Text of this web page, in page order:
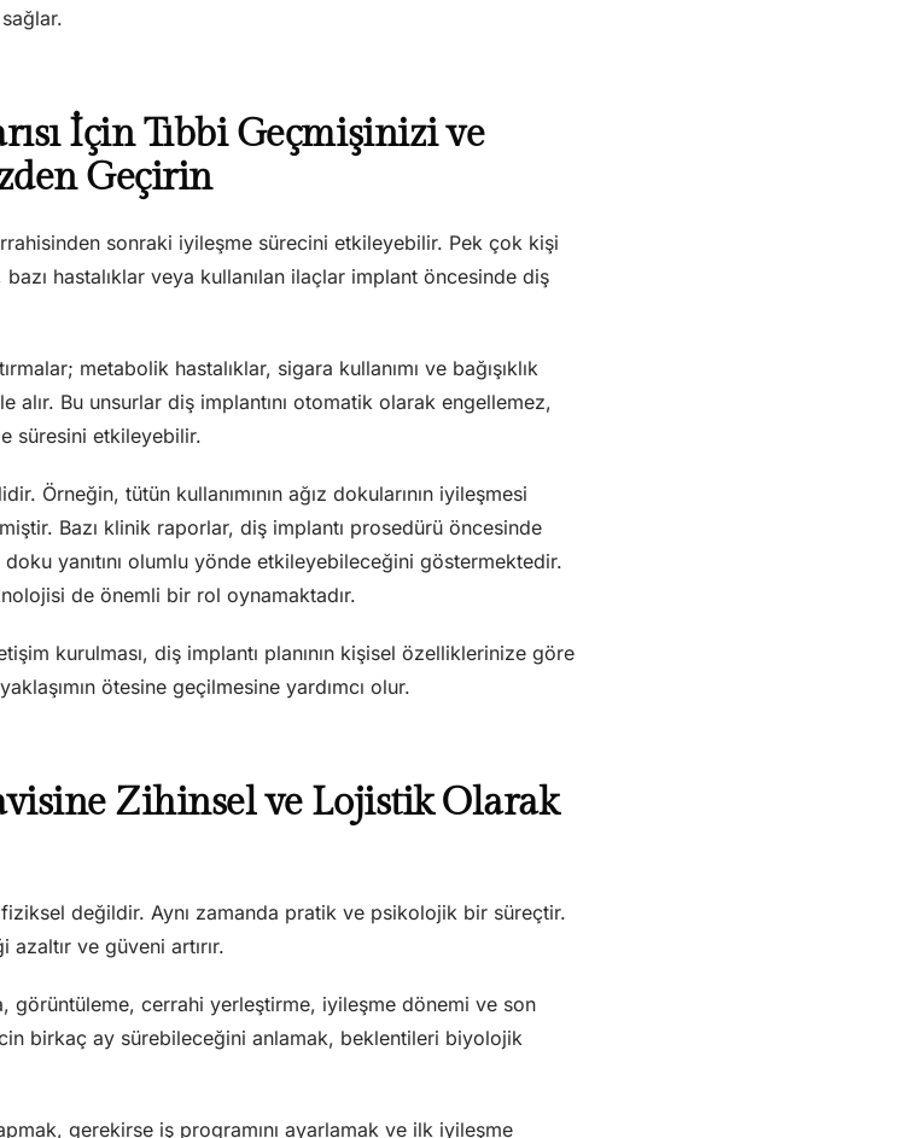
İçin Tıbbi Geçmişinizi ve
Geçirin
sonraki iyileşme sürecini etkileyebilir. Pek çok kişi
hastalıklar veya kullanılan ilaçlar implant öncesinde diş
metabolik hastalıklar, sigara kullanımı ve bağışıklık
alır. Bu unsurlar diş implantını otomatik olarak engellemez,
süresini etkileyebilir.
Örneğin, tütün kullanımının ağız dokularının iyileşmesi
Bazı klinik raporlar, diş implantı prosedürü öncesinde
yanıtını olumlu yönde etkileyebileceğini göstermektedir.
de önemli bir rol oynamaktadır.
kurulması, diş implantı planının kişisel özelliklerinize göre
ötesine geçilmesine yardımcı olur.
Zihinsel ve Lojistik Olarak
fiziksel değildir. Aynı zamanda pratik ve psikolojik bir süreçtir.
ve güveni artırır.
görüntüleme, cerrahi yerleştirme, iyileşme dönemi ve son
birkaç ay sürebileceğini anlamak, beklentileri biyolojik
gerekirse iş programını ayarlamak ve ilk iyileşme